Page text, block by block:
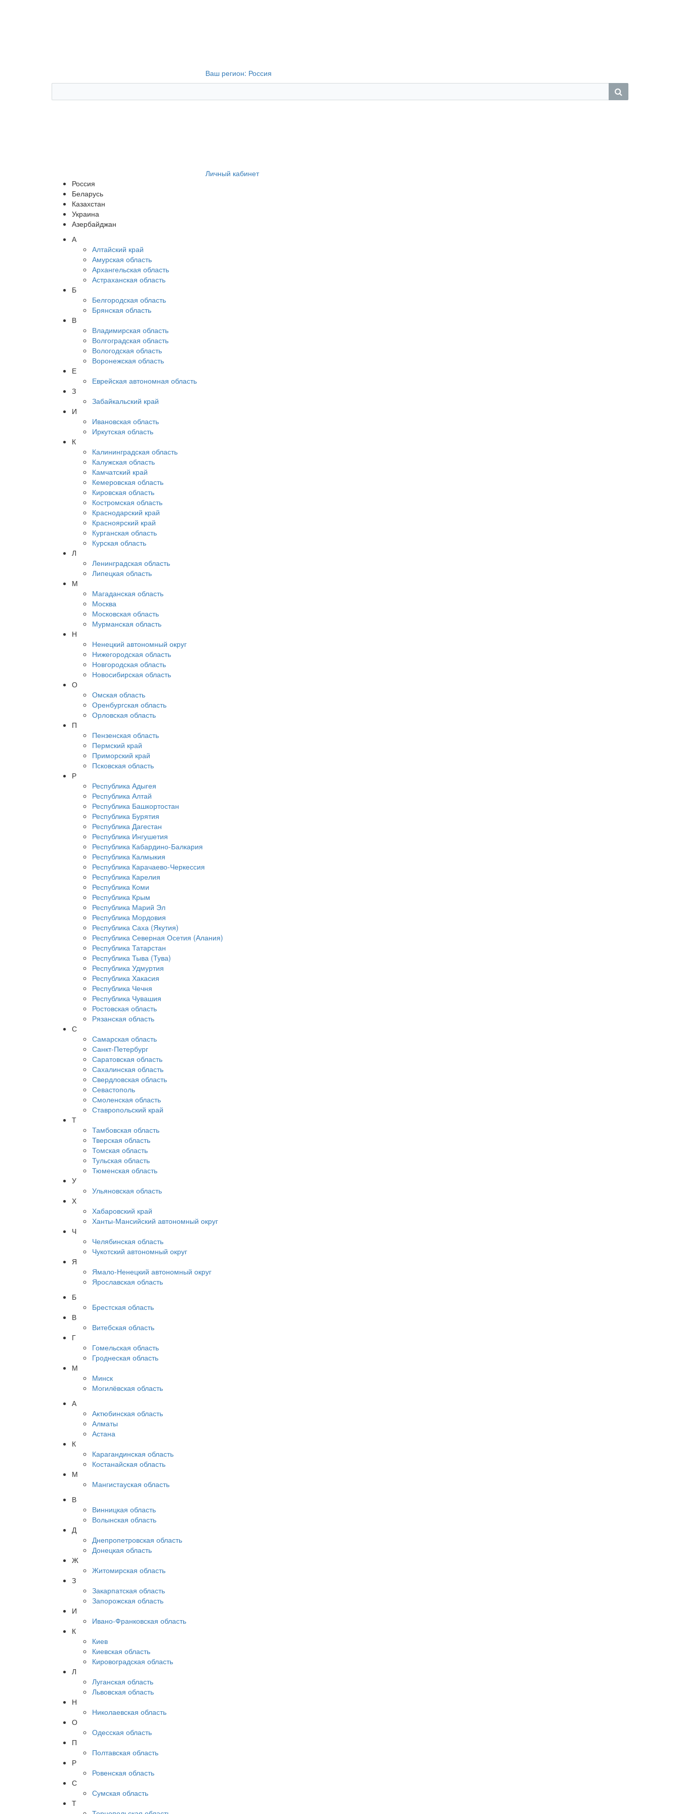
Ваш регион: Россия
Личный кабинет
Россия
Беларусь
Казахстан
Украина
Азербайджан
А
Алтайский край
Амурская область
Архангельская область
Астраханская область
Б
Белгородская область
Брянская область
В
Владимирская область
Волгоградская область
Вологодская область
Воронежская область
Е
Еврейская автономная область
З
Забайкальский край
И
Ивановская область
Иркутская область
К
Калининградская область
Калужская область
Камчатский край
Кемеровская область
Кировская область
Костромская область
Краснодарский край
Красноярский край
Курганская область
Курская область
Л
Ленинградская область
Липецкая область
М
Магаданская область
Москва
Московская область
Мурманская область
Н
Ненецкий автономный округ
Нижегородская область
Новгородская область
Новосибирская область
О
Омская область
Оренбургская область
Орловская область
П
Пензенская область
Пермский край
Приморский край
Псковская область
Р
Республика Адыгея
Республика Алтай
Республика Башкортостан
Республика Бурятия
Республика Дагестан
Республика Ингушетия
Республика Кабардино-Балкария
Республика Калмыкия
Республика Карачаево-Черкессия
Республика Карелия
Республика Коми
Республика Крым
Республика Марий Эл
Республика Мордовия
Республика Саха (Якутия)
Республика Северная Осетия (Алания)
Республика Татарстан
Республика Тыва (Тува)
Республика Удмуртия
Республика Хакасия
Республика Чечня
Республика Чувашия
Ростовская область
Рязанская область
С
Самарская область
Санкт-Петербург
Саратовская область
Сахалинская область
Свердловская область
Севастополь
Смоленская область
Ставропольский край
Т
Тамбовская область
Тверская область
Томская область
Тульская область
Тюменская область
У
Ульяновская область
Х
Хабаровский край
Ханты-Мансийский автономный округ
Ч
Челябинская область
Чукотский автономный округ
Я
Ямало-Ненецкий автономный округ
Ярославская область
Б
Брестская область
В
Витебская область
Г
Гомельская область
Гроднеская область
М
Минск
Могилёвская область
А
Актюбинская область
Алматы
Астана
К
Карагандинская область
Костанайская область
М
Мангистауская область
В
Винницкая область
Волынская область
Д
Днепропетровская область
Донецкая область
Ж
Житомирская область
З
Закарпатская область
Запорожская область
И
Ивано-Франковская область
К
Киев
Киевская область
Кировоградская область
Л
Луганская область
Львовская область
Н
Николаевская область
О
Одесская область
П
Полтавская область
Р
Ровенская область
С
Сумская область
Т